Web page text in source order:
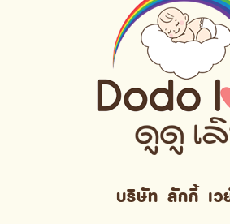
บริษัท ลักกี้ เว